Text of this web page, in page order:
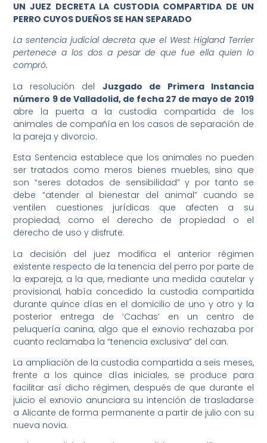
UN JUEZ DECRETA LA CUSTODIA COMPARTIDA DE UN
PERRO CUYOS DUEÑOS SE HAN SEPARADO
La sentencia judicial decreta que el West Higland Terrier
pertenece a los dos a pesar de que fue ella quien lo
compró.
La resolución del Juzgado de Primera Instancia
número 9 de Valladolid, de fecha 27 de mayo de 2019
abre la puerta a la custodia compartida de los
animales de compañía en los casos de separación de
la pareja y divorcio.
Esta Sentencia establece que los animales no pueden
ser tratados como meros bienes muebles, sino que
son “seres dotados de sensibilidad” y por tanto se
debe “atender al bienestar del animal” cuando se
ventilen cuestiones jurídicas que afecten a su
propiedad, como el derecho de propiedad o el
derecho de uso y disfrute.
La decisión del juez modifica el anterior régimen
existente respecto de la tenencia del perro por parte de
la expareja, a la que, mediante una medida cautelar y
provisional, había concedido la custodia compartida
durante quince días en el domicilio de uno y otro y la
posterior entrega de ‘Cachas’ en un centro de
peluquería canina, algo que el exnovio rechazaba por
cuanto reclamaba la “tenencia exclusiva” del can.
La ampliación de la custodia compartida a seis meses,
frente a los quince días iniciales, se produce para
facilitar así dicho régimen, después de que durante el
juicio el exnovio anunciara su intención de trasladarse
a Alicante de forma permanente a partir de julio con su
nueva novia.